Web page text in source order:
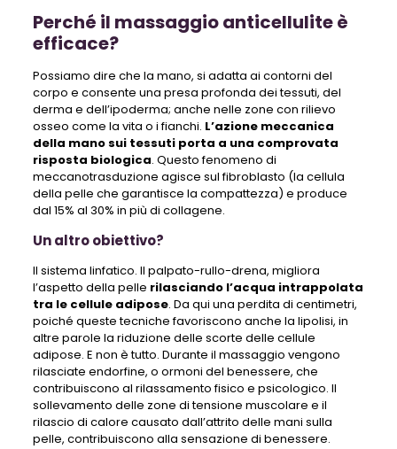
Perché il massaggio anticellulite è
efficace?
Possiamo dire che la mano, si adatta ai contorni del
corpo e consente una presa profonda dei tessuti, del
derma e dell’ipoderma; anche nelle zone con rilievo
osseo come la vita o i fianchi. L’azione meccanica
della mano sui tessuti porta a una comprovata
risposta biologica. Questo fenomeno di
meccanotrasduzione agisce sul fibroblasto (la cellula
della pelle che garantisce la compattezza) e produce
dal 15% al ​​30% in più di collagene.
Un altro obiettivo?
Il sistema linfatico. Il palpato-rullo-drena, migliora
l’aspetto della pelle rilasciando l’acqua intrappolata
tra le cellule adipose. Da qui una perdita di centimetri,
poiché queste tecniche favoriscono anche la lipolisi, in
altre parole la riduzione delle scorte delle cellule
adipose. E non è tutto. Durante il massaggio vengono
rilasciate endorfine, o ormoni del benessere, che
contribuiscono al rilassamento fisico e psicologico. Il
sollevamento delle zone di tensione muscolare e il
rilascio di calore causato dall’attrito delle mani sulla
pelle, contribuiscono alla sensazione di benessere.